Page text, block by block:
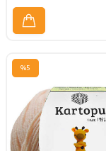
%5